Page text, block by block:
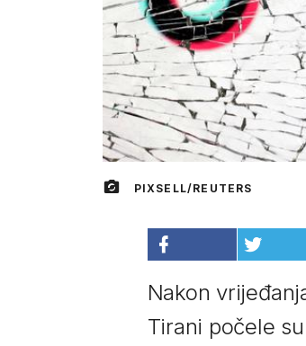
PIXSELL/REUTERS
Nakon
Tirani počele